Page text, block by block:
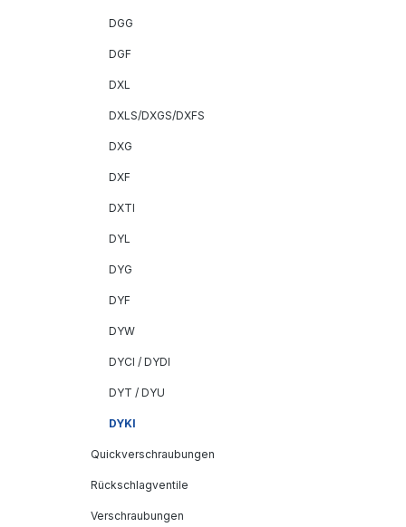
DGG
DGF
DXL
DXLS/DXGS/DXFS
DXG
DXF
DXTI
DYL
DYG
DYF
DYW
DYCI / DYDI
DYT / DYU
DYKI
Quickverschraubungen
Rückschlagventile
Verschraubungen